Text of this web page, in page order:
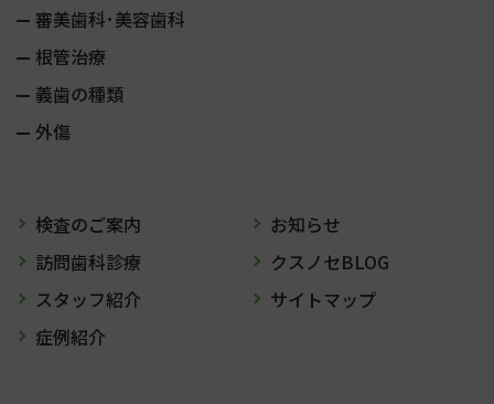
審美歯科･美容歯科
根管治療
義歯の種類
外傷
検査のご案内
訪問歯科診療
スタッフ紹介
症例紹介
お知らせ
クスノセBLOG
サイトマップ